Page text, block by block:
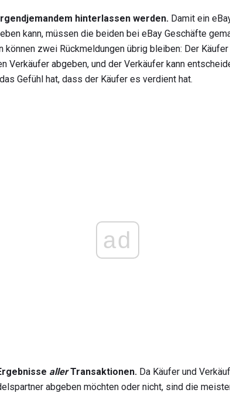
hinterlassen werden. Damit ein
kann, müssen die beiden bei eBay Geschäfte
können zwei Rückmeldungen übrig bleiben: Der
Verkäufer abgeben, und der Verkäufer kann
Gefühl hat, dass der Käufer es verdient hat.
ad
allerTransaktionen. Da Käufer und
abgeben möchten oder nicht, sind die